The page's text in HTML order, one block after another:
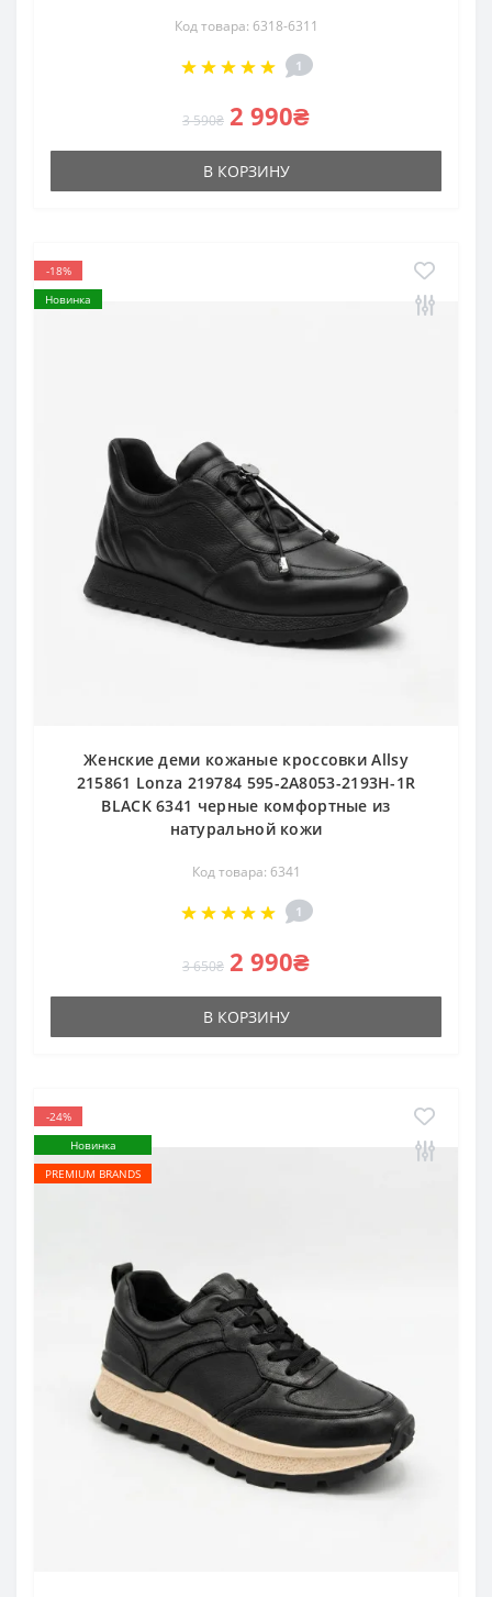
Код товара: 6318-6311
1
3 590₴ 2 990₴
В КОРЗИНУ
-18%
Новинка
Женские деми кожаные кроссовки Allsy
215861 Lonza 219784 595-2A8053-2193H-1R
BLACK 6341 черные комфортные из
натуральной кожи
Код товара: 6341
1
3 650₴ 2 990₴
В КОРЗИНУ
-24%
Новинка
PREMIUM BRANDS